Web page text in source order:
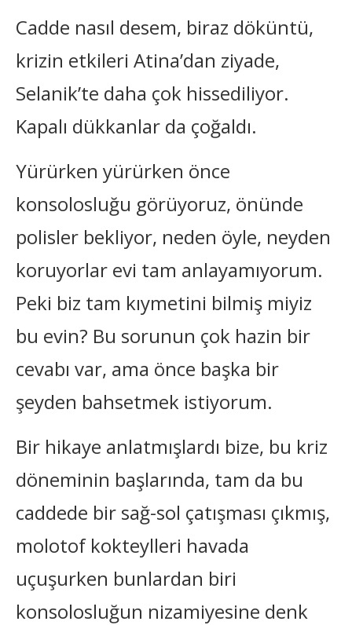
Cadde nasıl desem, biraz döküntü,
krizin etkileri Atina’dan ziyade,
Selanik’te daha çok hissediliyor.
Kapalı dükkanlar da çoğaldı.
Yürürken yürürken önce
konsolosluğu görüyoruz, önünde
polisler bekliyor, neden öyle, neyden
koruyorlar evi tam anlayamıyorum.
Peki biz tam kıymetini bilmiş miyiz
bu evin? Bu sorunun çok hazin bir
cevabı var, ama önce başka bir
şeyden bahsetmek istiyorum.
Bir hikaye anlatmışlardı bize, bu kriz
döneminin başlarında, tam da bu
caddede bir sağ-sol çatışması çıkmış,
molotof kokteylleri havada
uçuşurken bunlardan biri
konsolosluğun nizamiyesine denk